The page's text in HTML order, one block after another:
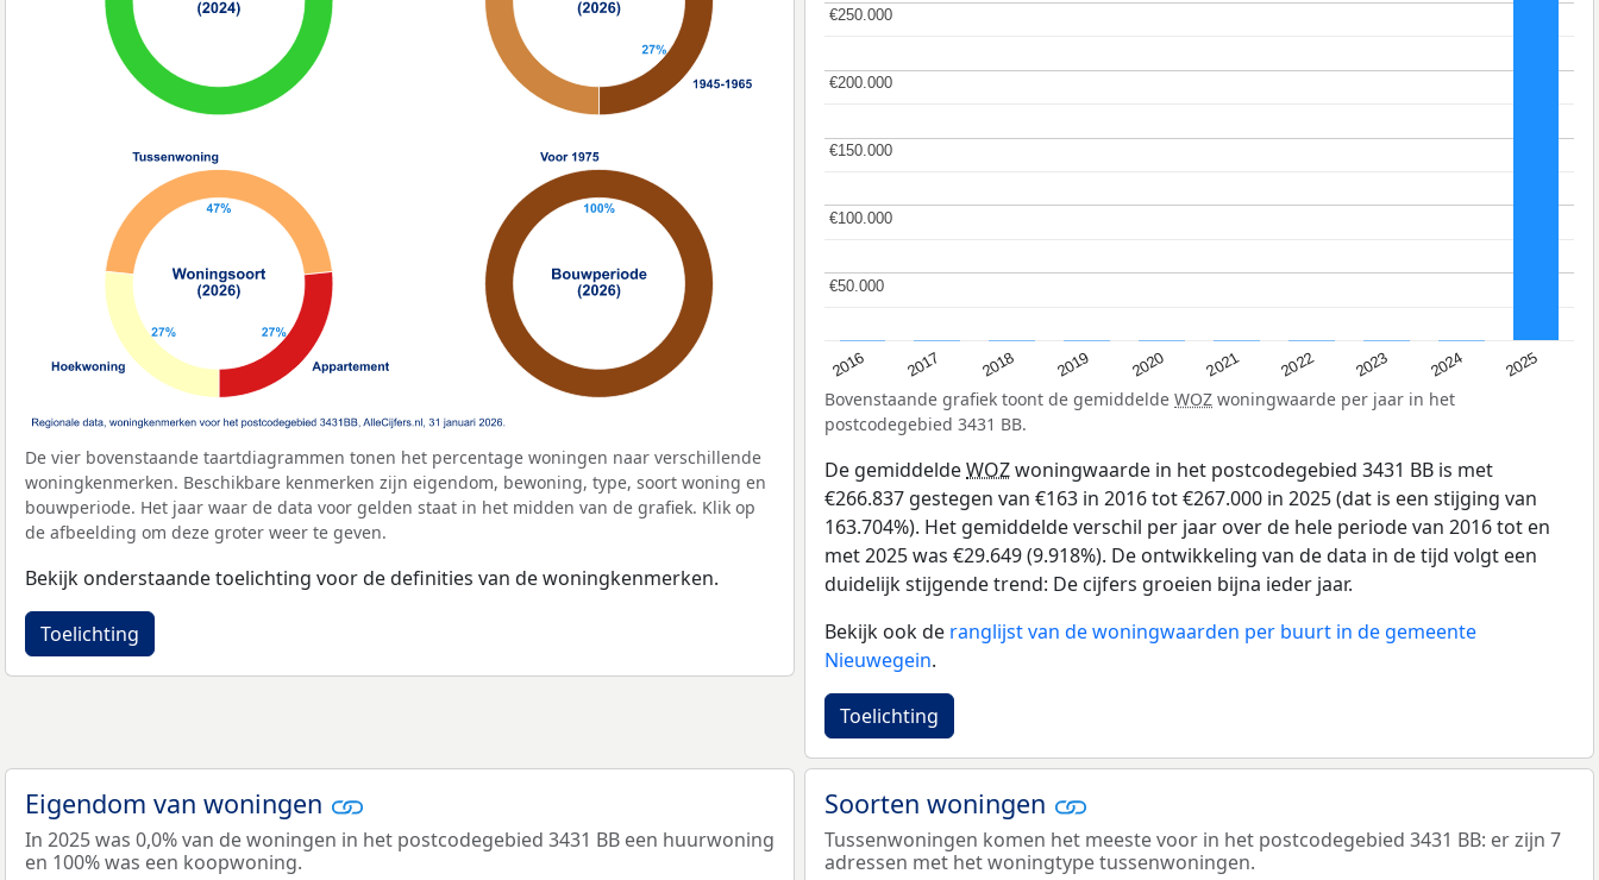
De vier bovenstaande taartdiagrammen tonen het percentage woningen naar verschillende
woningkenmerken. Beschikbare kenmerken zijn eigendom, bewoning, type, soort woning en
bouwperiode. Het jaar waar de data voor gelden staat in het midden van de grafiek. Klik op
de afbeelding om deze groter weer te geven.
Bekijk onderstaande toelichting voor de definities van de woningkenmerken.
Toelichting
2016 2017 2018 2019 2020 2021 2022 2023 2024 2025
€50.000
€50.000
€100.000
€100.000
€150.000
€150.000
€200.000
€200.000
€250.000
€250.000
Bovenstaande grafiek toont de gemiddelde WOZ woningwaarde per jaar in het
postcodegebied 3431 BB.
De gemiddeldeWOZwoningwaarde in het postcodegebied 3431 BB is met
€266.837 gestegen van €163 in 2016 tot €267.000 in 2025 (dat is een stijging van
163.704%). Het gemiddelde verschil per jaar over de hele periode van 2016 tot en
met 2025 was €29.649 (9.918%). De ontwikkeling van de data in de tijd volgt een
duidelijk stijgende trend: De cijfers groeien bijna ieder jaar.
Bekijk ook de ranglijst van de woningwaarden per buurt in de gemeente
Nieuwegein.
Toelichting
Eigendom van woningen
In 2025 was 0,0% van de woningen in het postcodegebied 3431 BB een huurwoning
en 100% was een koopwoning.
Soorten woningen
Tussenwoningen komen het meeste voor in het postcodegebied 3431 BB: er zijn 7
adressen met het woningtype tussenwoningen.